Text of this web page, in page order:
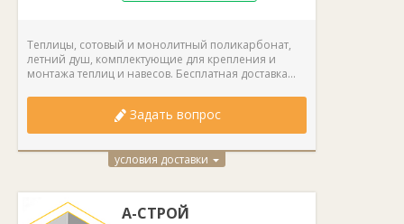
Теплицы, сотовый и монолитный поликарбонат,
летний душ, комплектующие для крепления и
монтажа теплиц и навесов. Бесплатная доставка...
Задать вопрос
условия доставки
А-СТРОЙ